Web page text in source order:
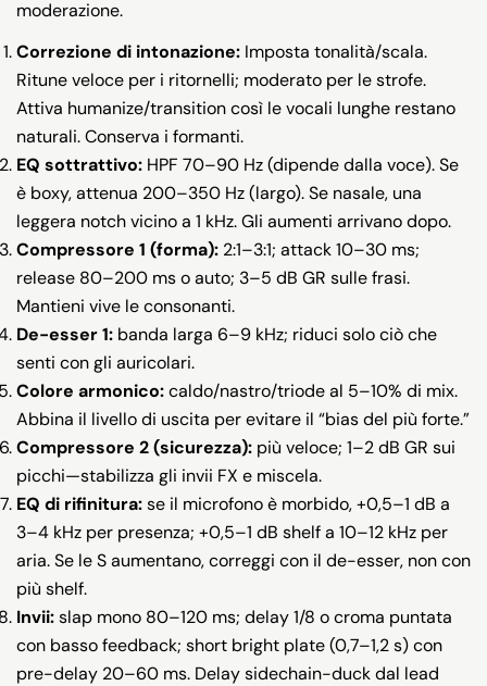
moderazione.
Correzione di intonazione: Imposta tonalità/scala.
Ritune veloce per i ritornelli; moderato per le strofe.
Attiva humanize/transition così le vocali lunghe restano
naturali. Conserva i formanti.
EQ sottrattivo: HPF 70–90 Hz (dipende dalla voce). Se
è boxy, attenua 200–350 Hz (largo). Se nasale, una
leggera notch vicino a 1 kHz. Gli aumenti arrivano dopo.
Compressore 1 (forma): 2:1–3:1; attack 10–30 ms;
release 80–200 ms o auto; 3–5 dB GR sulle frasi.
Mantieni vive le consonanti.
De-esser 1: banda larga 6–9 kHz; riduci solo ciò che
senti con gli auricolari.
Colore armonico:caldo/nastro/triode al 5–10% di mix.
Abbina il livello di uscita per evitare il “bias del più forte.”
Compressore 2 (sicurezza): più veloce; 1–2 dB GR sui
picchi—stabilizza gli invii FX e miscela.
EQ di rifinitura:se il microfono è morbido, +0,5–1 dB a
3–4 kHz per presenza; +0,5–1 dB shelf a 10–12 kHz per
aria. Se le S aumentano, correggi con il de-esser, non con
più shelf.
Invii:slap mono 80–120 ms; delay 1/8 o croma puntata
con basso feedback; short bright plate (0,7–1,2 s) con
pre-delay 20–60 ms. Delay sidechain-duck dal lead